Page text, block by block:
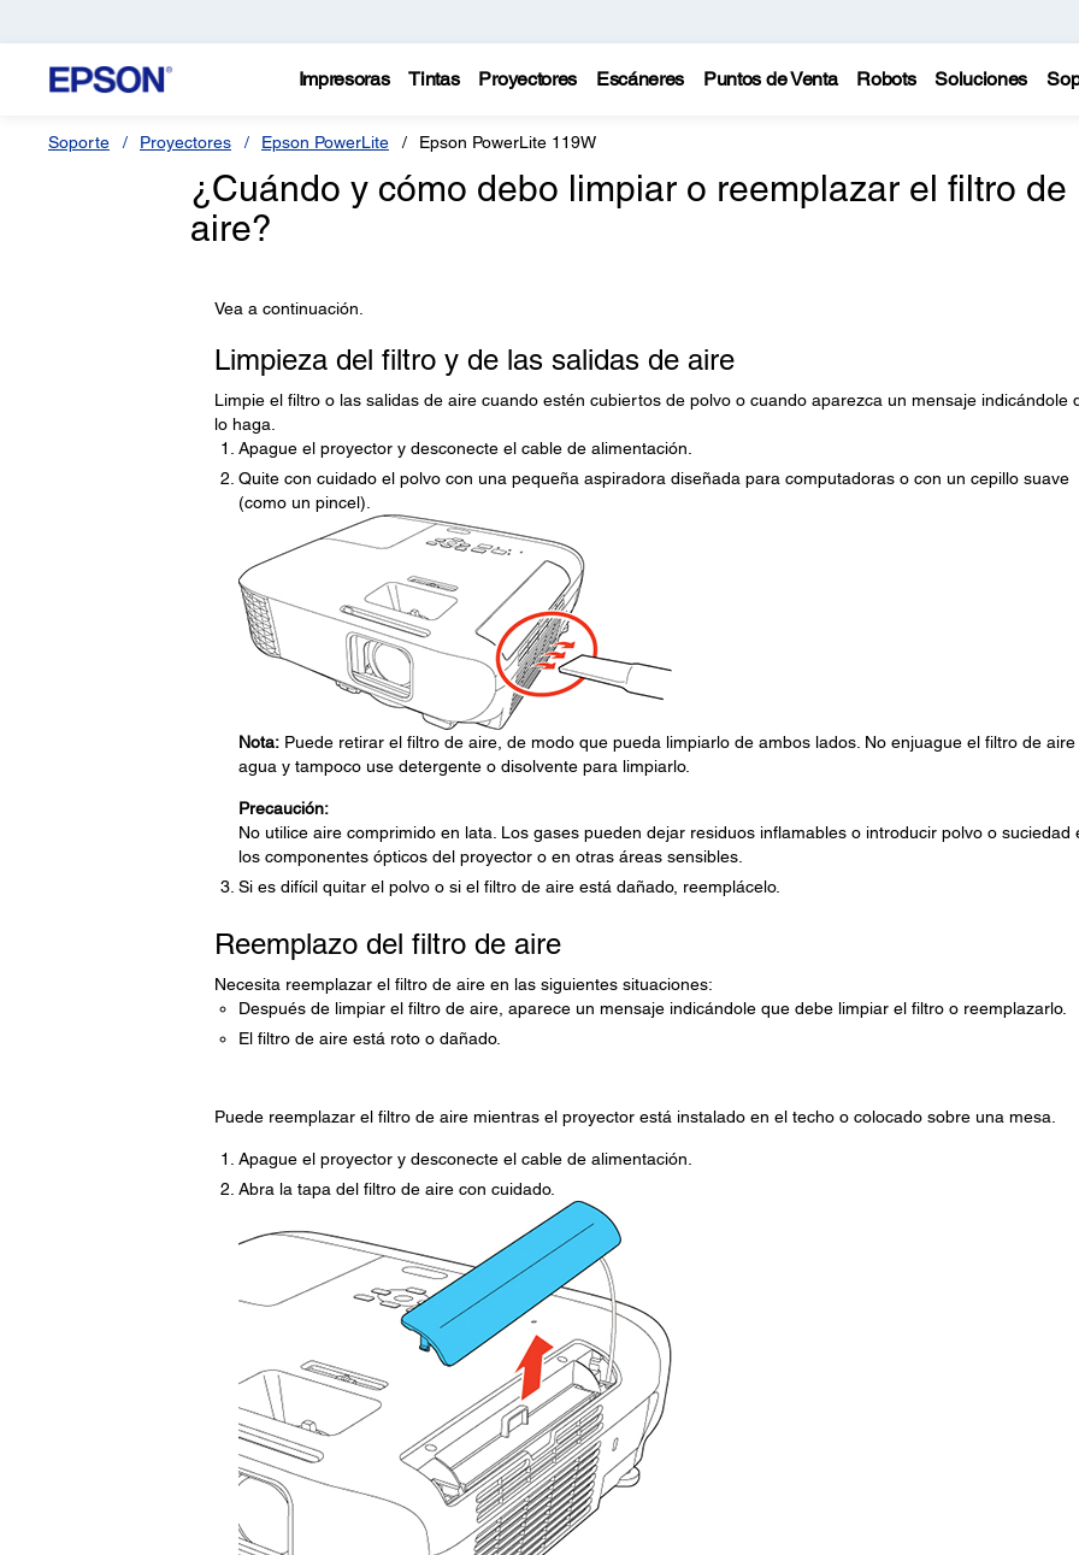
Impresoras Tintas Proyectores Escáneres Puntos de Venta Robots Soluciones
Soporte Proyectores Epson PowerLite Epson PowerLite 119W
¿Cuándo y cómo debo limpiar o reemplazar el filtro de
aire?
Vea a continuación.
Limpieza del filtro y de las salidas de aire
Limpie el filtro o las salidas de aire cuando estén cubiertos de polvo o cuando aparezca un mensaje indicándole
lo haga.
Apague el proyector y desconecte el cable de alimentación.
Quite con cuidado el polvo con una pequeña aspiradora diseñada para computadoras o con un cepillo suave
(como un pincel).
Nota:Puede retirar el filtro de aire, de modo que pueda limpiarlo de ambos lados. No enjuague el filtro de aire
agua y tampoco use detergente o disolvente para limpiarlo.
Precaución:
No utilice aire comprimido en lata. Los gases pueden dejar residuos inflamables o introducir polvo o suciedad
los componentes ópticos del proyector o en otras áreas sensibles.
Si es difícil quitar el polvo o si el filtro de aire está dañado, reemplácelo.
Reemplazo del filtro de aire
Necesita reemplazar el filtro de aire en las siguientes situaciones:
Después de limpiar el filtro de aire, aparece un mensaje indicándole que debe limpiar el filtro o reemplazarlo.
El filtro de aire está roto o dañado.
Puede reemplazar el filtro de aire mientras el proyector está instalado en el techo o colocado sobre una mesa.
Apague el proyector y desconecte el cable de alimentación.
Abra la tapa del filtro de aire con cuidado.